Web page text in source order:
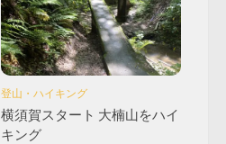
登山・ハイキング
横須賀スタート 大楠山をハイ
キング